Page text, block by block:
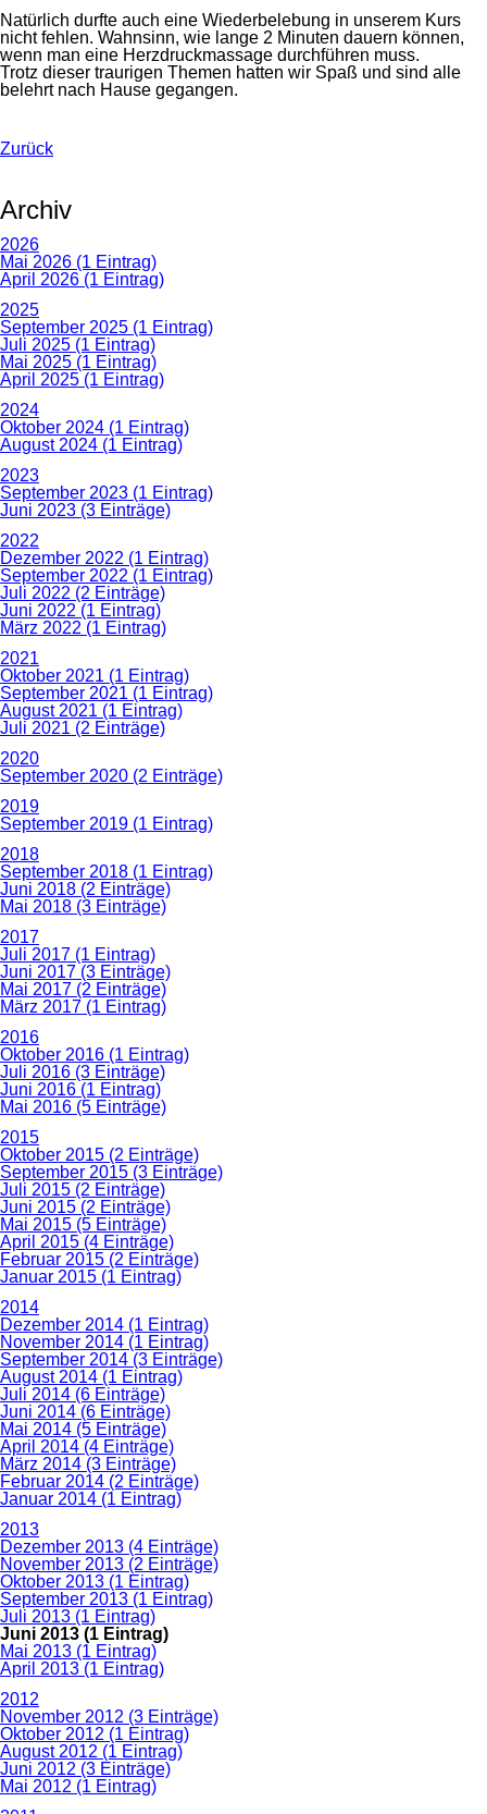
Natürlich durfte auch eine Wiederbelebung in unserem Kurs
nicht fehlen. Wahnsinn, wie lange 2 Minuten dauern können,
wenn man eine Herzdruckmassage durchführen muss.
Trotz dieser traurigen Themen hatten wir Spaß und sind alle
belehrt nach Hause gegangen.
Zurück
Archiv
2026
Mai 2026 (1 Eintrag)
April 2026 (1 Eintrag)
2025
September 2025 (1 Eintrag)
Juli 2025 (1 Eintrag)
Mai 2025 (1 Eintrag)
April 2025 (1 Eintrag)
2024
Oktober 2024 (1 Eintrag)
August 2024 (1 Eintrag)
2023
September 2023 (1 Eintrag)
Juni 2023 (3 Einträge)
2022
Dezember 2022 (1 Eintrag)
September 2022 (1 Eintrag)
Juli 2022 (2 Einträge)
Juni 2022 (1 Eintrag)
März 2022 (1 Eintrag)
2021
Oktober 2021 (1 Eintrag)
September 2021 (1 Eintrag)
August 2021 (1 Eintrag)
Juli 2021 (2 Einträge)
2020
September 2020 (2 Einträge)
2019
September 2019 (1 Eintrag)
2018
September 2018 (1 Eintrag)
Juni 2018 (2 Einträge)
Mai 2018 (3 Einträge)
2017
Juli 2017 (1 Eintrag)
Juni 2017 (3 Einträge)
Mai 2017 (2 Einträge)
März 2017 (1 Eintrag)
2016
Oktober 2016 (1 Eintrag)
Juli 2016 (3 Einträge)
Juni 2016 (1 Eintrag)
Mai 2016 (5 Einträge)
2015
Oktober 2015 (2 Einträge)
September 2015 (3 Einträge)
Juli 2015 (2 Einträge)
Juni 2015 (2 Einträge)
Mai 2015 (5 Einträge)
April 2015 (4 Einträge)
Februar 2015 (2 Einträge)
Januar 2015 (1 Eintrag)
2014
Dezember 2014 (1 Eintrag)
November 2014 (1 Eintrag)
September 2014 (3 Einträge)
August 2014 (1 Eintrag)
Juli 2014 (6 Einträge)
Juni 2014 (6 Einträge)
Mai 2014 (5 Einträge)
April 2014 (4 Einträge)
März 2014 (3 Einträge)
Februar 2014 (2 Einträge)
Januar 2014 (1 Eintrag)
2013
Dezember 2013 (4 Einträge)
November 2013 (2 Einträge)
Oktober 2013 (1 Eintrag)
September 2013 (1 Eintrag)
Juli 2013 (1 Eintrag)
Juni 2013 (1 Eintrag)
Mai 2013 (1 Eintrag)
April 2013 (1 Eintrag)
2012
November 2012 (3 Einträge)
Oktober 2012 (1 Eintrag)
August 2012 (1 Eintrag)
Juni 2012 (3 Einträge)
Mai 2012 (1 Eintrag)